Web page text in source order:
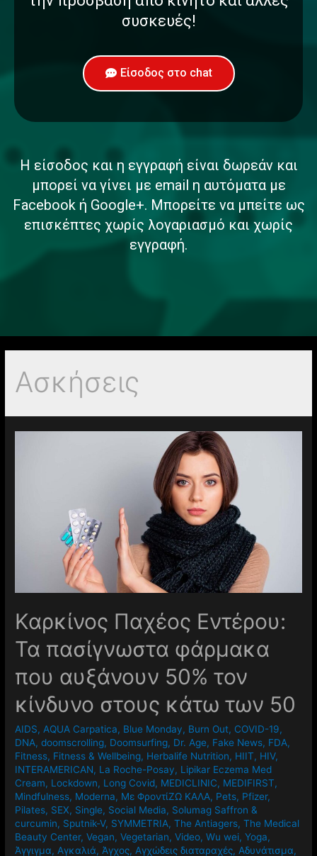
συσκευές!
Είσοδος στο chat
Η είσοδος και η εγγραφή είναι δωρεάν και
μπορεί να γίνει με email η αυτόματα με
Facebook ή Google+. Μπορείτε να μπείτε ως
επισκέπτες χωρίς λογαριασμό και χωρίς
εγγραφή.
Ασκήσεις
Καρκίνος Παχέος Εντέρου:
Τα πασίγνωστα φάρμακα
που αυξάνουν 50% τον
κίνδυνο στους κάτω των 50
AIDS, AQUA Carpatica, Blue Monday, Burn Out, COVID-19,
DNA,doomscrolling, Doomsurfing, Dr. Age, Fake News, FDA,
Fitness, Fitness & Wellbeing, Herbalife Nutrition, HIIT, HIV,
INTERAMERICAN, La Roche-Posay, Lipikar Eczema Med
Cream, Lockdown, Long Covid, MEDICLINIC, MEDIFIRST,
Mindfulness, Moderna, Mε ΦροντίΖΩ ΚΑΛΑ, Pets, Pfizer,
Pilates, SEX, Single, Social Media, Solumag Saffron &
curcumin, Sputnik-V, SYMMETRIA,The Antiagers,The Medical
Beauty Center,Vegan,Vegetarian,Video,Wu wei,Yoga,
Άγγιγμα, Αγκαλιά, Άγχος, Αγχώδεις διαταραχές, Αδυνάτισμα,